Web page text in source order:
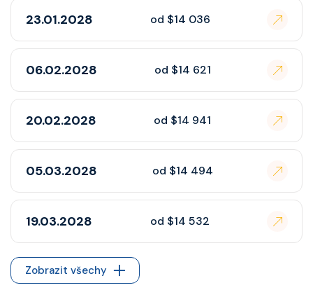
23.01.2028 od $14 036
06.02.2028 od $14 621
20.02.2028 od $14 941
05.03.2028 od $14 494
19.03.2028 od $14 532
Zobrazit všechy